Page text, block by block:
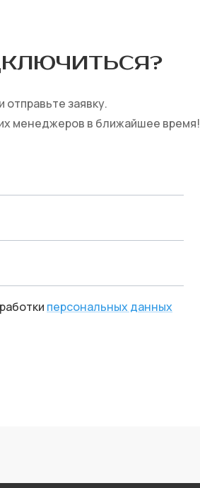
заявку.
менеджеров в ближайшее время!
персональных данных